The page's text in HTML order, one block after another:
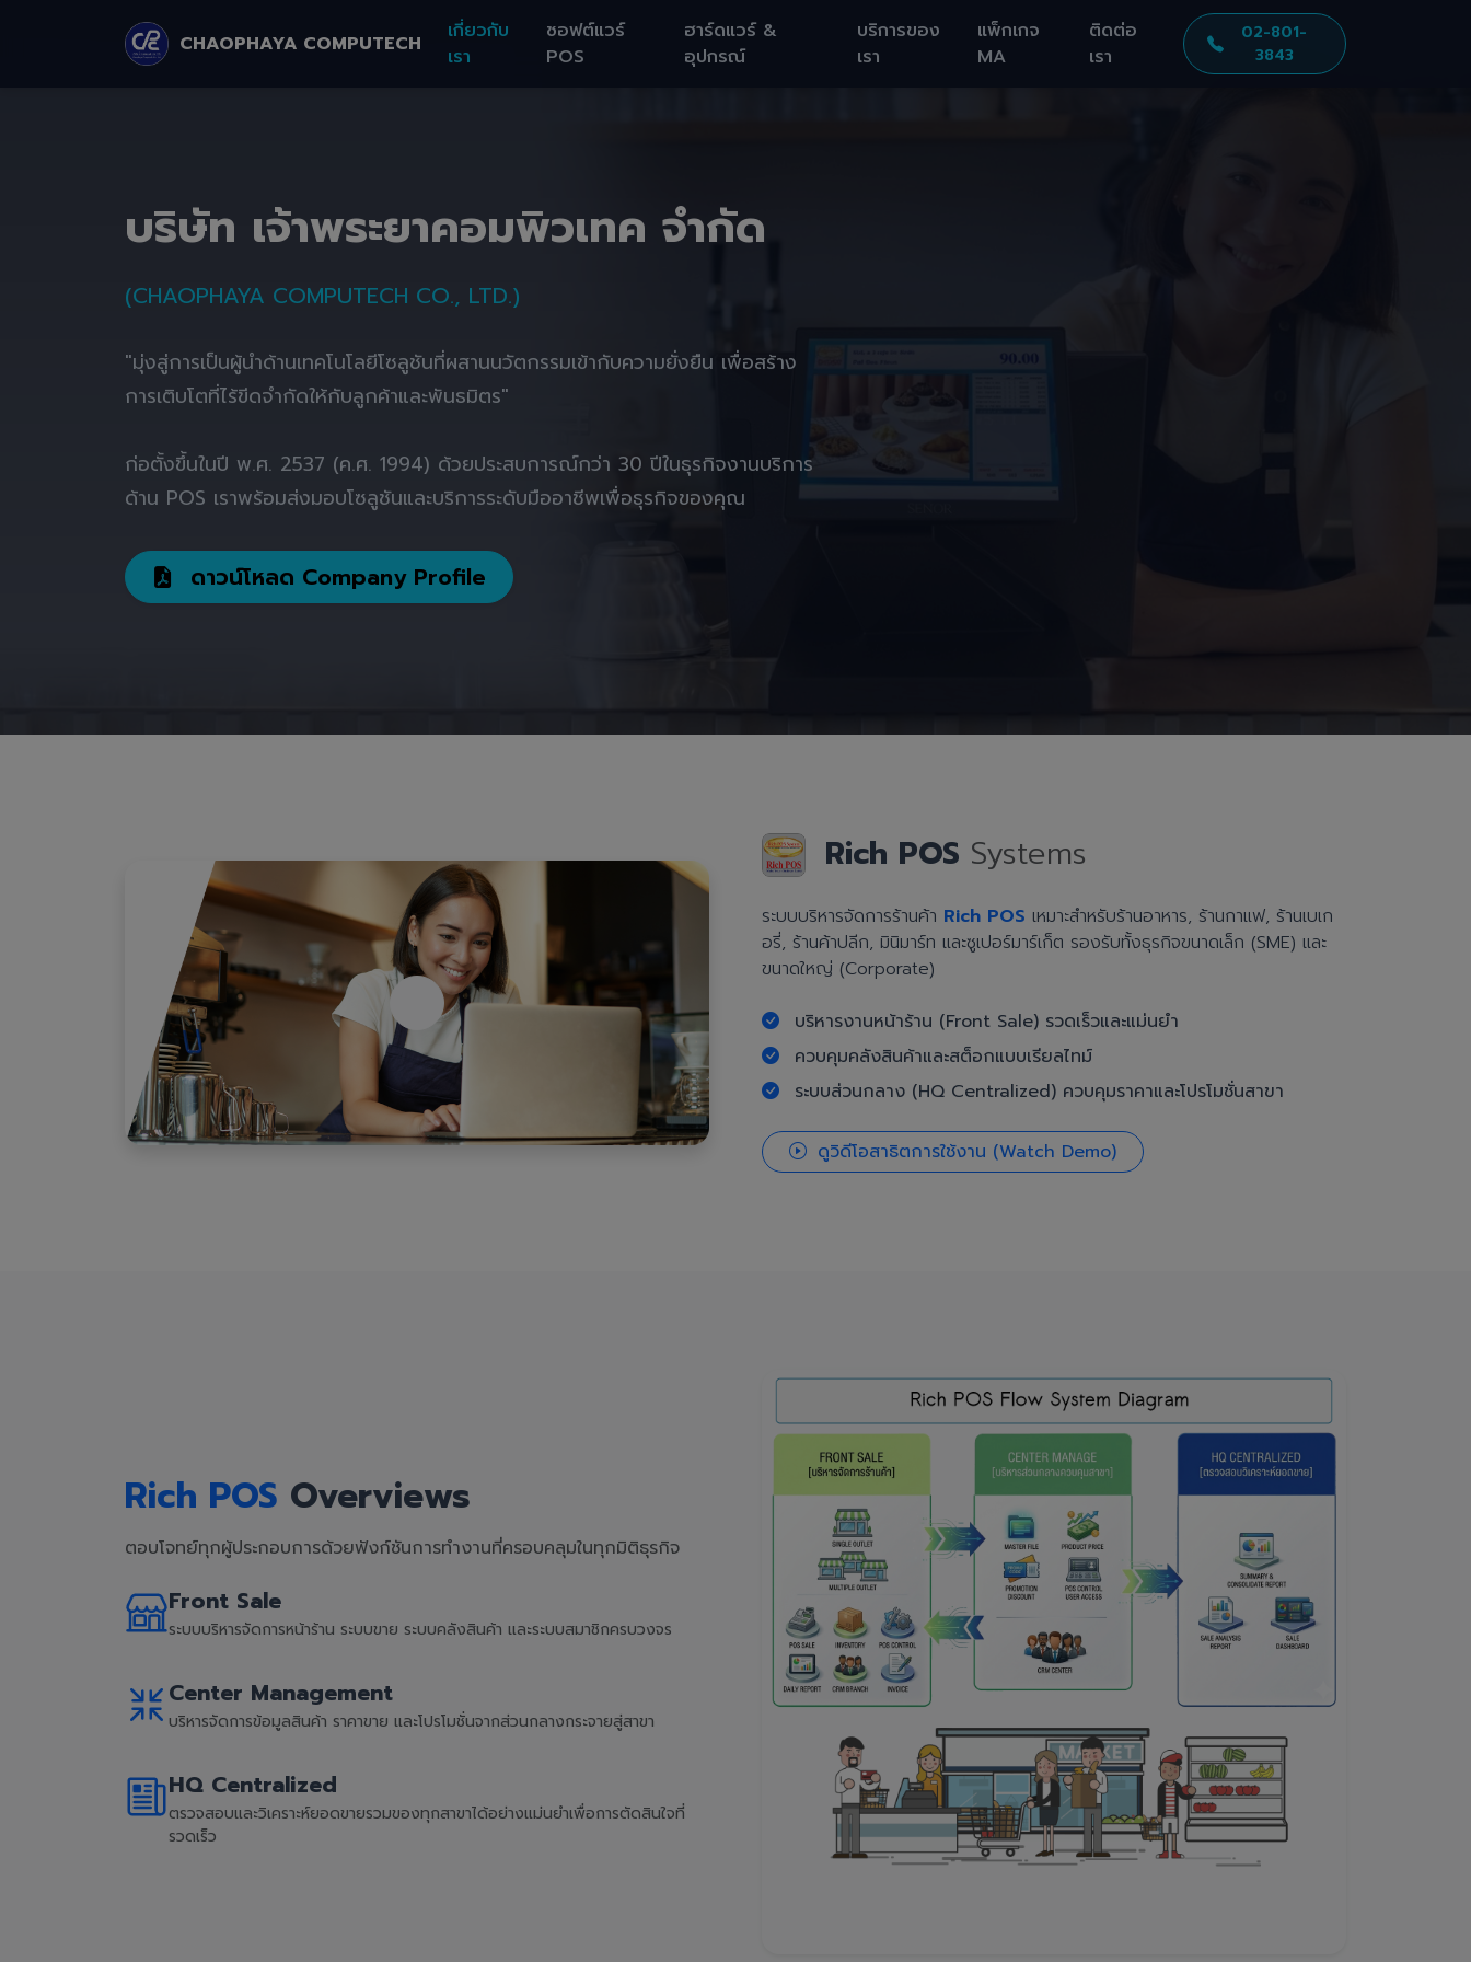
CHAOPHAYA COMPUTECH
เกี่ยวกับ
เรา
ซอฟต์แวร์
POS
ฮาร์ดแวร์ &
อุปกรณ์
บริการของ
เรา
แพ็กเกจ
MA
ติดต่อ
เรา
02-801-
3843
บริษัท เจ้าพระยาคอมพิวเทค จำกัด
(CHAOPHAYA COMPUTECH CO., LTD.)
"มุ่งสู่การเป็นผู้นำด้านเทคโนโลยีโซลูชันที่ผสานนวัตกรรมเข้ากับความยั่งยืน เพื่อสร้าง
การเติบโตที่ไร้ขีดจำกัดให้กับลูกค้าและพันธมิตร"
ก่อตั้งขึ้นในปี พ.ศ. 2537 (ค.ศ. 1994) ด้วยประสบการณ์กว่า 30 ปีในธุรกิจงานบริการ
ด้าน POS เราพร้อมส่งมอบโซลูชันและบริการระดับมืออาชีพเพื่อธุรกิจของคุณ
ดาวน์โหลด Company Profile
Rich POS Systems
ระบบบริหารจัดการร้านค้า Rich POS เหมาะสำหรับร้านอาหาร, ร้านกาแฟ, ร้านเบเก
อรี่, ร้านค้าปลีก, มินิมาร์ท และซูเปอร์มาร์เก็ต รองรับทั้งธุรกิจขนาดเล็ก (SME) และ
ขนาดใหญ่ (Corporate)
บริหารงานหน้าร้าน (Front Sale) รวดเร็วและแม่นยำ
ควบคุมคลังสินค้าและสต็อกแบบเรียลไทม์
ระบบส่วนกลาง (HQ Centralized) ควบคุมราคาและโปรโมชั่นสาขา
ดูวิดีโอสาธิตการใช้งาน (Watch Demo)
Rich POS Overviews
ตอบโจทย์ทุกผู้ประกอบการด้วยฟังก์ชันการทำงานที่ครอบคลุมในทุกมิติธุรกิจ
Front Sale
ระบบบริหารจัดการหน้าร้าน ระบบขาย ระบบคลังสินค้า และระบบสมาชิกครบวงจร
Center Management
บริหารจัดการข้อมูลสินค้า ราคาขาย และโปรโมชั่นจากส่วนกลางกระจายสู่สาขา
HQ Centralized
ตรวจสอบและวิเคราะห์ยอดขายรวมของทุกสาขาได้อย่างแม่นยำเพื่อการตัดสินใจที่
รวดเร็ว